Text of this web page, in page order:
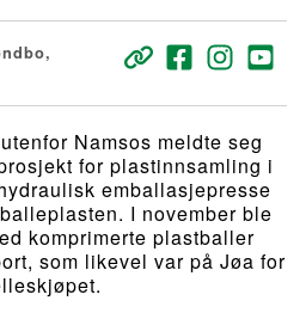
Namsos meldte seg
for plastinnsamling i
emballasjepresse
I november ble
komprimerte plastballer
som likevel var på Jøa for